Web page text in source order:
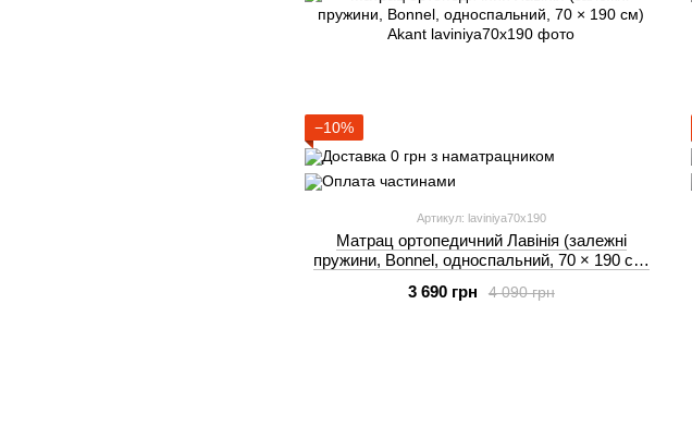
−10%
Артикул: laviniya70x190
Матрац ортопедичний Лавінія (залежні
пружини, Bonnel, односпальний, 70 × 190 см)
4 090 грн
3 690 грн